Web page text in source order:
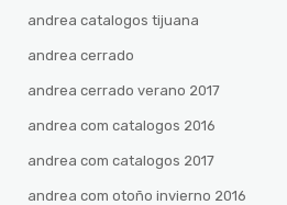
andrea catalogos tijuana
andrea cerrado
andrea cerrado verano 2017
andrea com catalogos 2016
andrea com catalogos 2017
andrea com otoño invierno 2016